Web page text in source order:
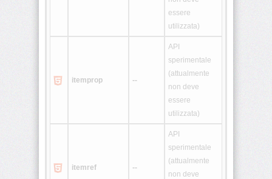
<script>
<span>
essere
utilizzata)
itemprop --
API
sperimentale
(attualmente
non deve
essere
utilizzata)
itemref --
API
sperimentale
(attualmente
non deve